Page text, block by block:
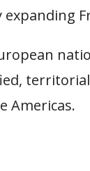
expanding
Americas.